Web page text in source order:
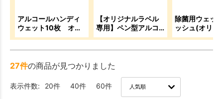
アルコールハンディ
ウェット10枚 オリ
ジナルフラップ
【オリジナルラベル
専用】ペン型アルコ
ール除菌スプレー
除菌用ウェッ
ッシュ(オリジ
ラップ)【名入
27件の商品が見つかりました
表示件数: 20件 40件 60件